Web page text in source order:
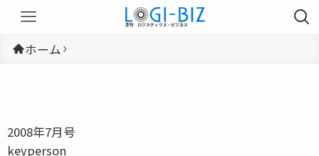
ホーム
2008年7月号
keyperson